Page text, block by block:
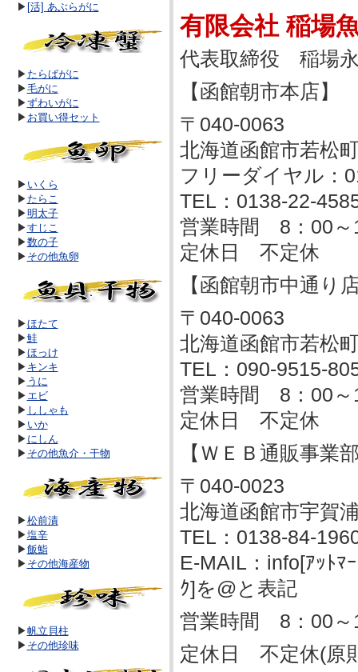
▶ [活] あぶらがに
▶ たらばがに
▶毛がに
▶ずわいがに
▶ お買い得セット
▶ いくら
▶ たらこ
▶明太子
▶すじこ
▶数の子
▶ その他魚卵
▶ほたて
▶鮭
▶ほっけ
▶ キンキ
▶ うに
▶ エビ
▶ ししゃも
▶ いか
▶ にしん
▶ その他魚介・干物
▶松前漬
▶塩辛
▶飯鮨
▶ その他海産物
▶帆立貝柱
▶ その他珍味
有限会社 稲
代表取締役 稲場
【函館朝市本店】
〒040-0063
北海道函館市若松
フリーダイヤル：
TEL：0138-22-
営業時間 8：00～
定休日 不定休
【函館朝市中通り
〒040-0063
北海道函館市若松
TEL：090-9515-
営業時間 8：00～
定休日 不定休
【ＷＥＢ通販事業
〒040-0023
北海道函館市宇賀
TEL：0138-84-
E-MAIL：info[ｱｯﾄ
ｸ]を@と表記
営業時間 8：00～
定休日 不定休(原